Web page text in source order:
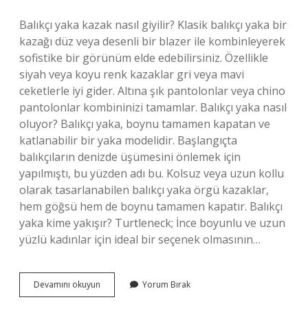
Balıkçı yaka kazak nasıl giyilir? Klasik balıkçı yaka bir
kazağı düz veya desenli bir blazer ile kombinleyerek
sofistike bir görünüm elde edebilirsiniz. Özellikle
siyah veya koyu renk kazaklar gri veya mavi
ceketlerle iyi gider. Altına şık pantolonlar veya chino
pantolonlar kombininizi tamamlar. Balıkçı yaka nasıl
oluyor? Balıkçı yaka, boynu tamamen kapatan ve
katlanabilir bir yaka modelidir. Başlangıçta
balıkçıların denizde üşümesini önlemek için
yapılmıştı, bu yüzden adı bu. Kolsuz veya uzun kollu
olarak tasarlanabilen balıkçı yaka örgü kazaklar,
hem göğsü hem de boynu tamamen kapatır. Balıkçı
yaka kime yakışır? Turtleneck; İnce boyunlu ve uzun
yüzlü kadınlar için ideal bir seçenek olmasının…
Devamını okuyun
Yaka
Yorum Bırak